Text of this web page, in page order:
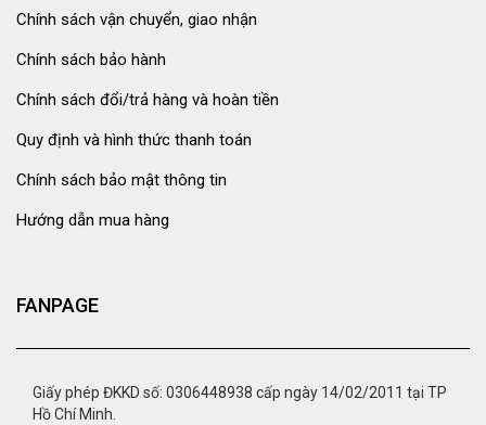
Chính sách vận chuyển, giao nhận
Chính sách bảo hành
Chính sách đổi/trả hàng và hoàn tiền
Quy định và hình thức thanh toán
Chính sách bảo mật thông tin
Hướng dẫn mua hàng
FANPAGE
Giấy phép ĐKKD số: 0306448938 cấp ngày 14/02/2011 tại TP
Hồ Chí Minh.